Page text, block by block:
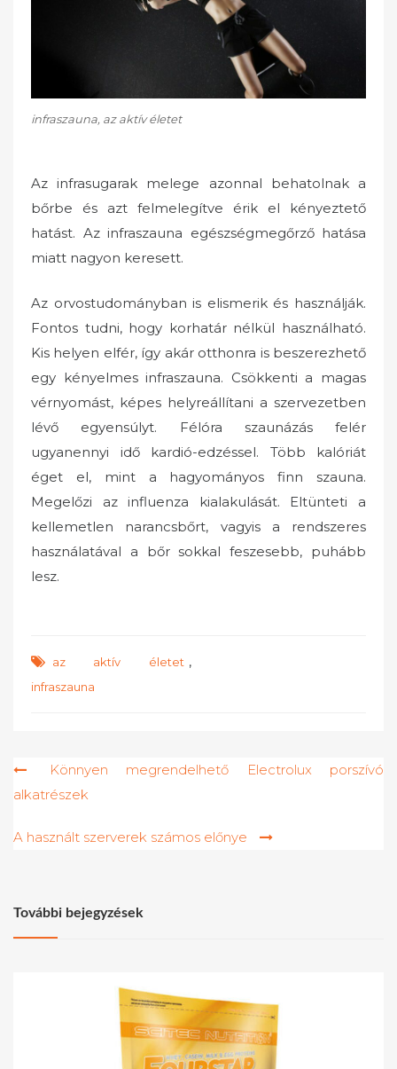
infraszauna, az aktív életet
Az infrasugarak melege azonnal behatolnak a
bőrbe és azt felmelegítve érik el kényeztető
hatást. Az infraszauna egészségmegőrző hatása
miatt nagyon keresett.
Az orvostudományban is elismerik és használják.
Fontos tudni, hogy korhatár nélkül használható.
Kis helyen elfér, így akár otthonra is beszerezhető
egy kényelmes infraszauna. Csökkenti a magas
vérnyomást, képes helyreállítani a szervezetben
lévő egyensúlyt. Félóra szaunázás felér
ugyanennyi idő kardió-edzéssel. Több kalóriát
éget el, mint a hagyományos finn szauna.
Megelőzi az influenza kialakulását. Eltünteti a
kellemetlen narancsbőrt, vagyis a rendszeres
használatával a bőr sokkal feszesebb, puhább
lesz.
az aktív életet ,
infraszauna
Bejegyzés
navigáció
Könnyen megrendelhető Electrolux porszívó
alkatrészek
A használt szerverek számos előnye
További bejegyzések